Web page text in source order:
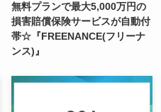
無料プランで最大5,000万円の
損害賠償保険サービスが自動付
帯☆『FREENANCE(フリーナ
ンス)』